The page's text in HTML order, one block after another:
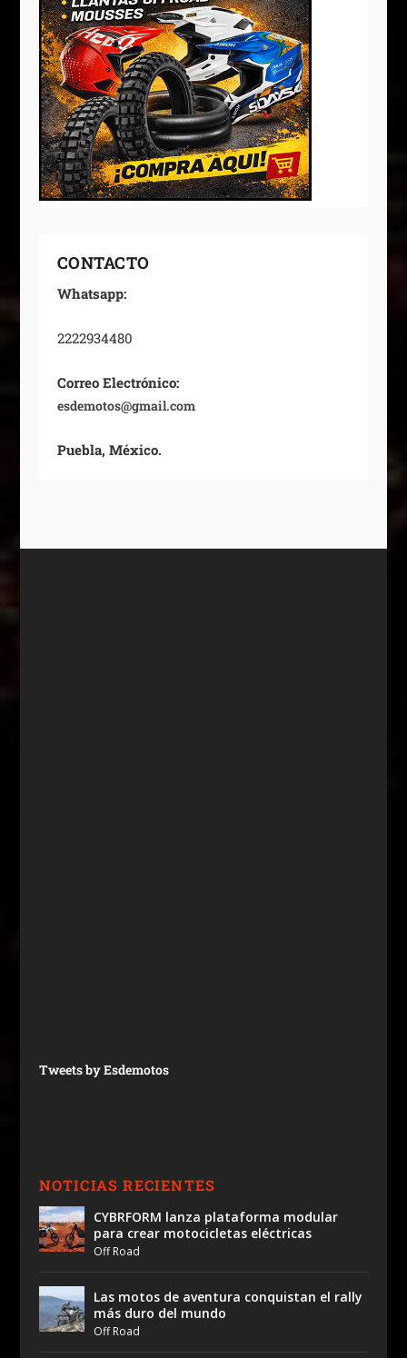
CONTACTO
Whatsapp:
2222934480
Correo Electrónico:
esdemotos@gmail.com
Puebla, México.
Tweets by Esdemotos
NOTICIAS RECIENTES
CYBRFORM lanza plataforma modular
para crear motocicletas eléctricas
Off Road
Las motos de aventura conquistan el rally
más duro del mundo
Off Road